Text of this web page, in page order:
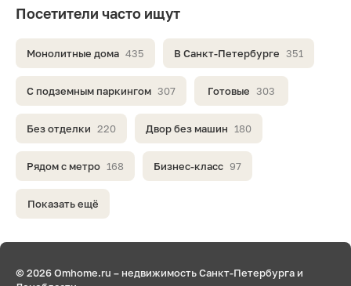
Посетители часто ищут
Монолитные дома 435 В Санкт-Петербурге 351
С подземным паркингом 307 Готовые 303
Без отделки 220 Двор без машин 180
Рядом с метро 168 Бизнес-класс 97
Показать ещё
© 2026 Omhome.ru – недвижимость Санкт-Петербурга и